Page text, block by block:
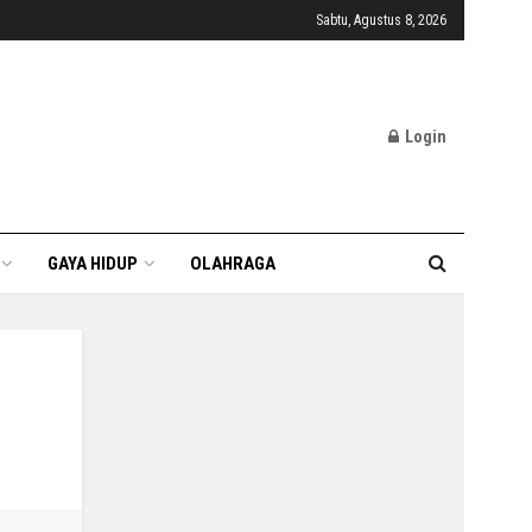
Sabtu, Agustus 8, 2026
Login
GAYA HIDUP OLAHRAGA